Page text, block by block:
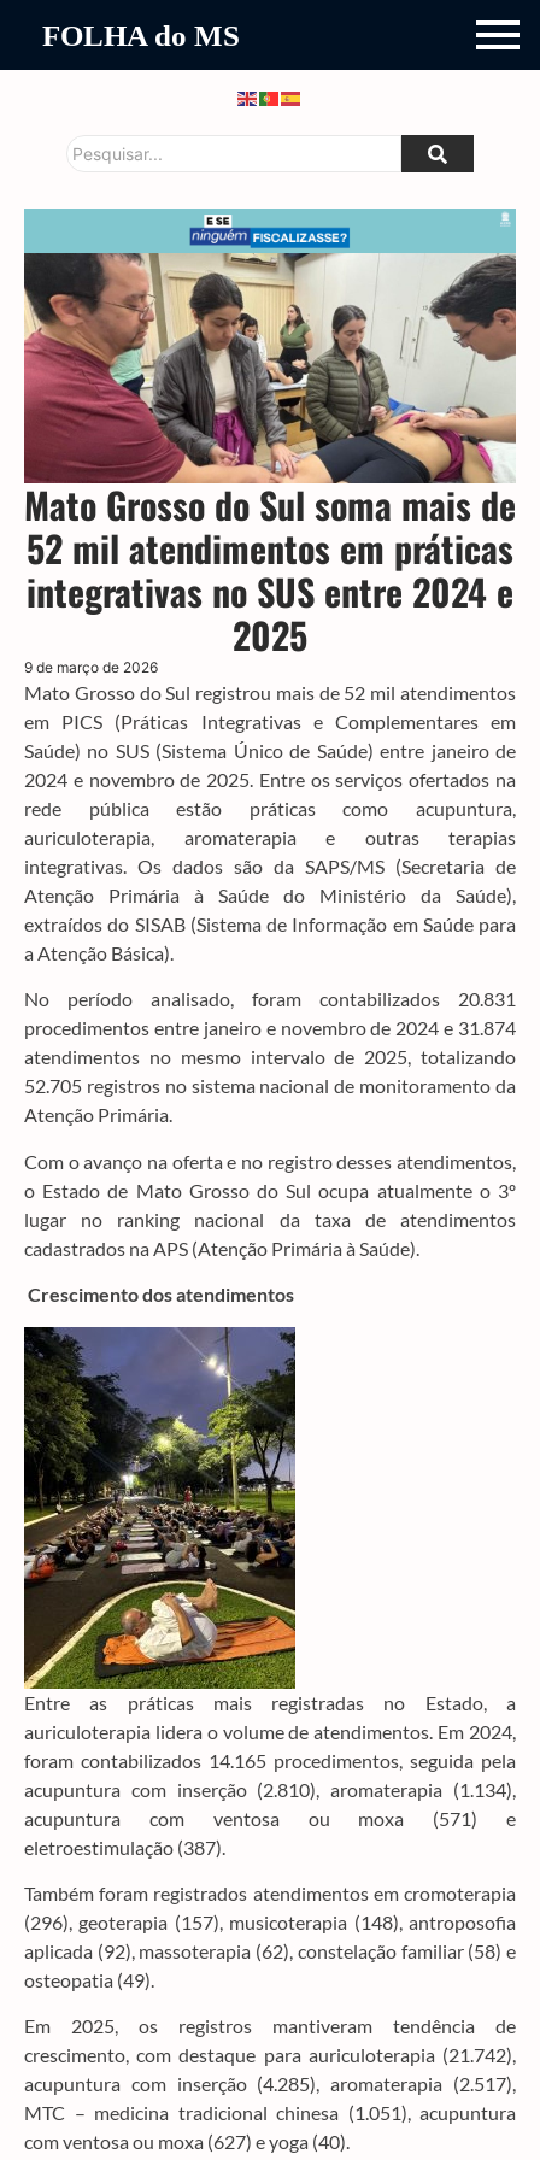
FOLHA do MS
Mato Grosso do Sul soma mais de
52 mil atendimentos em práticas
integrativas no SUS entre 2024 e
2025
9 de março de 2026
Mato Grosso do Sul registrou mais de 52 mil atendimentos
em PICS (Práticas Integrativas e Complementares em
Saúde) no SUS (Sistema Único de Saúde) entre janeiro de
2024 e novembro de 2025. Entre os serviços ofertados na
rede pública estão práticas como acupuntura,
auriculoterapia, aromaterapia e outras terapias
integrativas. Os dados são da SAPS/MS (Secretaria de
Atenção Primária à Saúde do Ministério da Saúde),
extraídos do SISAB (Sistema de Informação em Saúde para
a Atenção Básica).
No período analisado, foram contabilizados 20.831
procedimentos entre janeiro e novembro de 2024 e 31.874
atendimentos no mesmo intervalo de 2025, totalizando
52.705 registros no sistema nacional de monitoramento da
Atenção Primária.
Com o avanço na oferta e no registro desses atendimentos,
o Estado de Mato Grosso do Sul ocupa atualmente o 3º
lugar no ranking nacional da taxa de atendimentos
cadastrados na APS (Atenção Primária à Saúde).
Crescimento dos atendimentos
Entre as práticas mais registradas no Estado, a
auriculoterapia lidera o volume de atendimentos. Em 2024,
foram contabilizados 14.165 procedimentos, seguida pela
acupuntura com inserção (2.810), aromaterapia (1.134),
acupuntura com ventosa ou moxa (571) e
eletroestimulação (387).
Também foram registrados atendimentos em cromoterapia
(296), geoterapia (157), musicoterapia (148), antroposofia
aplicada (92), massoterapia (62), constelação familiar (58) e
osteopatia (49).
Em 2025, os registros mantiveram tendência de
crescimento, com destaque para auriculoterapia (21.742),
acupuntura com inserção (4.285), aromaterapia (2.517),
MTC – medicina tradicional chinesa (1.051), acupuntura
com ventosa ou moxa (627) e yoga (40).